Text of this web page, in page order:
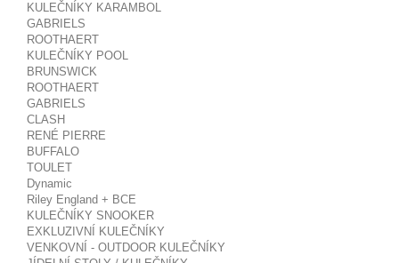
KULEČNÍKY KARAMBOL
GABRIELS
ROOTHAERT
KULEČNÍKY POOL
BRUNSWICK
ROOTHAERT
GABRIELS
CLASH
RENÉ PIERRE
BUFFALO
TOULET
Dynamic
Riley England + BCE
KULEČNÍKY SNOOKER
EXKLUZIVNÍ KULEČNÍKY
VENKOVNÍ - OUTDOOR KULEČNÍKY